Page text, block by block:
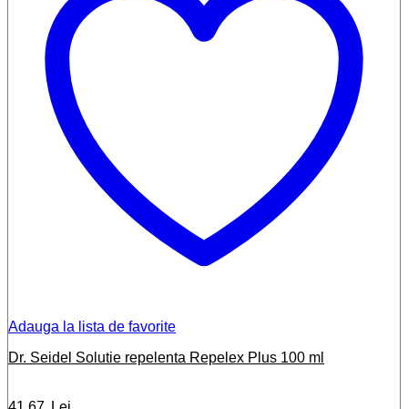
Adauga la lista de favorite
Dr. Seidel Solutie repelenta Repelex Plus 100 ml